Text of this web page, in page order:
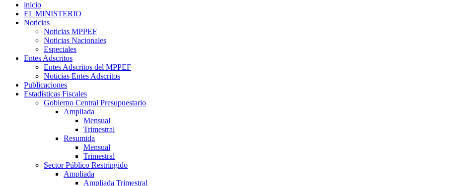
inicio
EL MINISTERIO
Noticias
Noticias MPPEF
Noticias Nacionales
Especiales
Entes Adscritos
Entes Adscritos del MPPEF
Noticias Entes Adscritos
Publicaciones
Estadísticas Fiscales
Gobierno Central Presupuestario
Ampliada
Mensual
Trimestral
Resumida
Mensual
Trimestral
Sector Público Restringido
Ampliada
Ampliada Trimestral